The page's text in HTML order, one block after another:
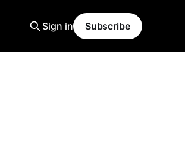
Sign in Subscribe